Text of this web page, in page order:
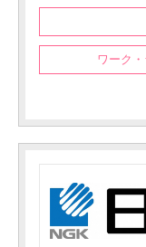
ワーク